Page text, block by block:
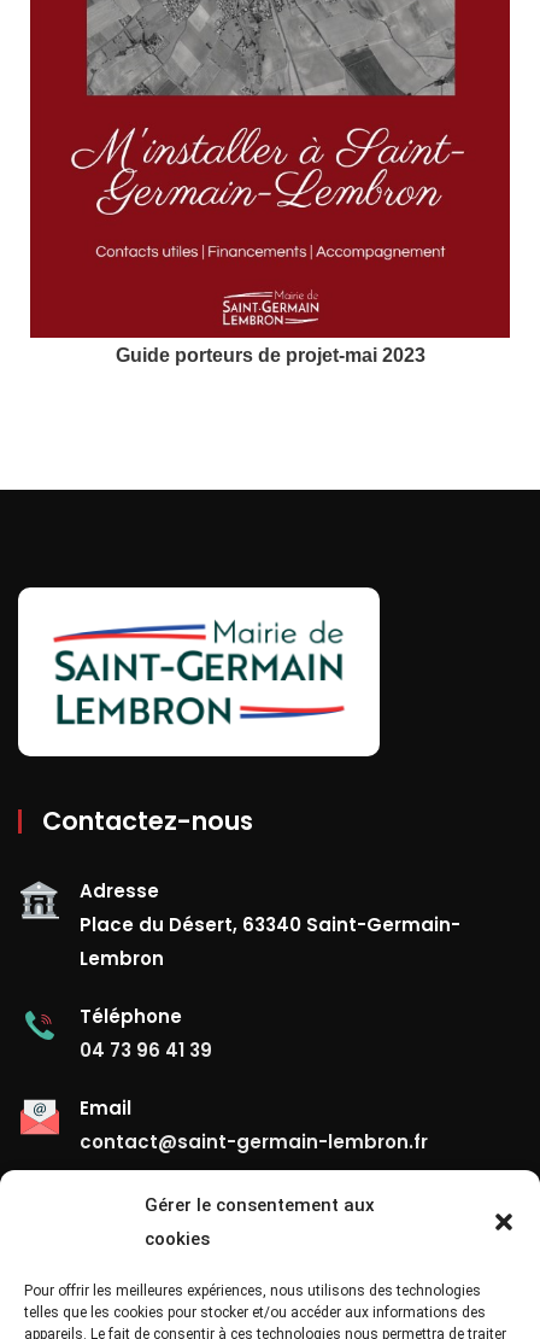
Gérer le consentement aux
cookies
Pour offrir les meilleures expériences, nous utilisons des technologies
telles que les cookies pour stocker et/ou accéder aux informations des
appareils. Le fait de consentir à ces technologies nous permettra de traiter
Guide porteurs de projet-mai 2023
Contactez-nous
Adresse
Place du Désert, 63340 Saint-Germain-
Lembron
Téléphone
04 73 96 41 39
Email
contact@saint-germain-lembron.fr
Liens Utiles
Contact